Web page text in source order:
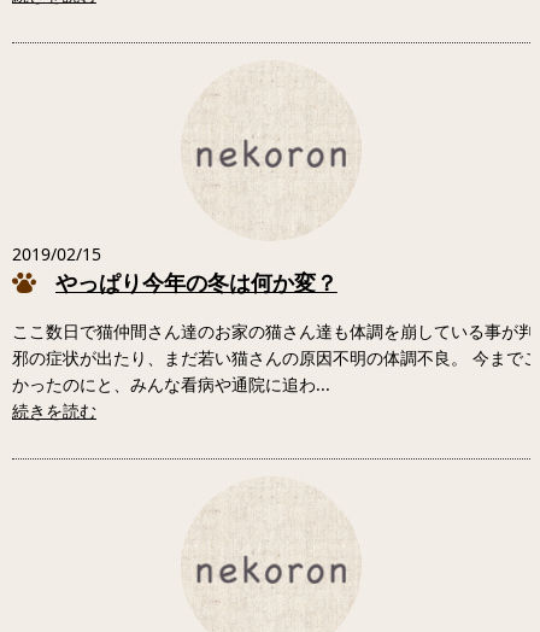
2019/02/15
やっぱり今年の冬は何か変？
ここ数日で猫仲間さん達のお家の猫さん達も体調を崩している事が
邪の症状が出たり、まだ若い猫さんの原因不明の体調不良。 今まで
かったのにと、みんな看病や通院に追わ...
続きを読む